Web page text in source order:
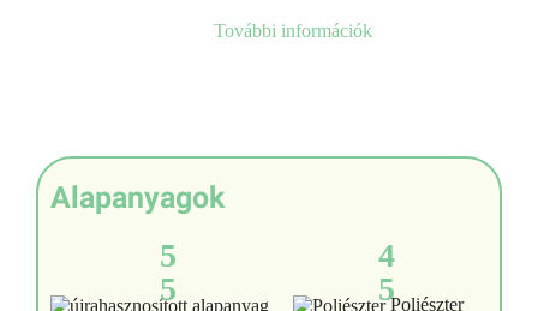
További információk
Alapanyagok
5
5
4
5Poliészter